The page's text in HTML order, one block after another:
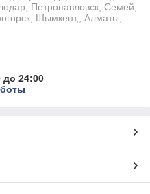
Петропавловск, Семей,
Шымкент,, Алматы,
до 24:00